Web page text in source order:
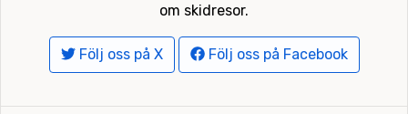
Filzmoos
om skidresor.
Följ oss på X Följ oss på Facebook